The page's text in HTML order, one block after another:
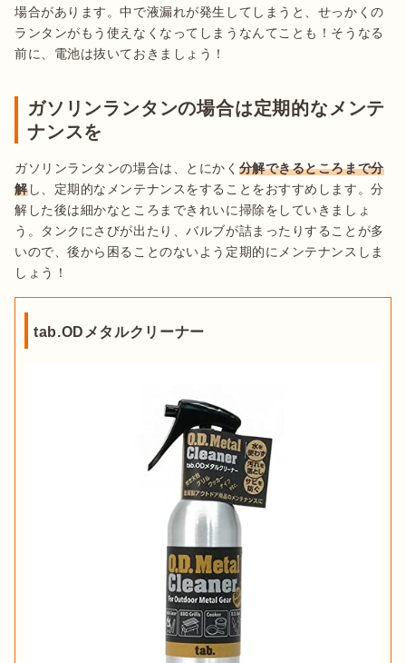
場合があります。中で液漏れが発生してしまうと、せっかくの
ランタンがもう使えなくなってしまうなんてことも！そうなる
前に、電池は抜いておきましょう！
ガソリンランタンの場合は定期的なメンテ
ナンスを
ガソリンランタンの場合は、とにかく 分解できるところまで分
解し、定期的なメンテナンスをすることをおすすめします。分
解した後は細かなところまできれいに掃除をしていきましょ
う。タンクにさびが出たり、バルブが詰まったりすることが多
いので、後から困ることのないよう定期的にメンテナンスしま
しょう！
tab.ODメタルクリーナー